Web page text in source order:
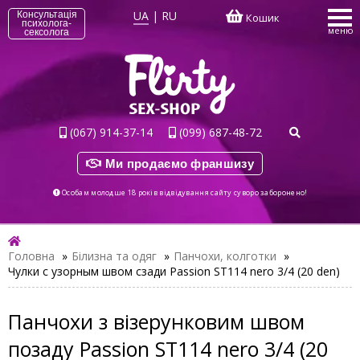
Консультація
психолога-
сексолога
UA | RU Кошик
меню
(067) 914-37-14 (099) 687-48-72
Ми продаємо франшизу
Особам молодше 18 років відвідування сайту суворо заборонено!
Головна » Білизна та одяг » Панчохи, колготки »
Чулки с узорным швом сзади Passion ST114 nero 3/4 (20 den)
Панчохи з візерунковим швом
позаду Passion ST114 nero 3/4 (20